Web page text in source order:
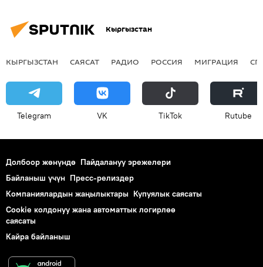
Кыргызстан
КЫРГЫЗСТАН САЯСАТ РАДИО РОССИЯ МИГРАЦИЯ
Telegram VK ТikТоk Rutube
Долбоор жөнүндө Пайдалануу эрежелери
Байланыш үчүн Пресс-релиздер
Компаниялардын жаңылыктары Купуялык саясаты
Cookie колдонуу жана автоматтык логирлөө
саясаты
Кайра байланыш